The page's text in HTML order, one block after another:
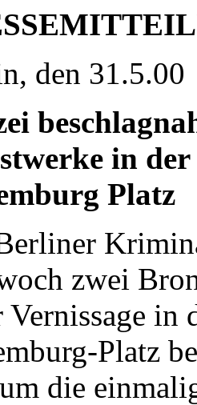
den 31.5.00
in der
Platz
zwei
Vernissage in
Platz
die